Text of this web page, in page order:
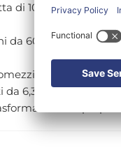
di 10.000 mq +
da 600 mq cadauno
e bilici....
da 6,3 Ton. Il
di